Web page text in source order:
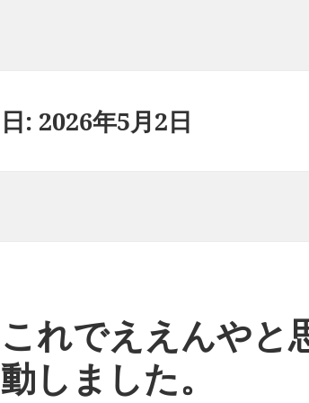
日: 2026年5月2日
これでええんやと
動しました。